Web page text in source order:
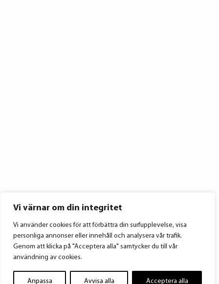
Vi värnar om din integritet
Vi använder cookies för att förbättra din surfupplevelse, visa
personliga annonser eller innehåll och analysera vår trafik.
Genom att klicka på "Acceptera alla" samtycker du till vår
användning av cookies.
Anpassa Avvisa alla Acceptera alla